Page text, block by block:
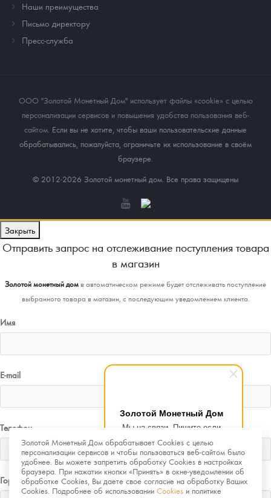
Золотой Монетный Дом
Мы на связи. Пишите если
возникнут любые вопросы.
Рады помочь.
Наши преимущества
Письмо директору
Пресс-служба
ООО "Золотой Монетный Дом" использует файлы «cookie» с целью
персонализации сервисов и повышения удобства пользования веб-
сайтом. Если вы не хотите, чтобы ваши пользовательские данные
обрабатывались, пожалуйста, ограничьте их использование в своём
браузере.
© 2012-2026 Золотой монетный дом. Все права защищены
Золотой Монетный Дом обрабатывает Cookies с целью
персонализации сервисов и чтобы пользоваться веб-сайтом было
удобнее. Вы можете запретить обработку Cookies в настройках
браузера. При нажатии кнопки «Принять» в окне-уведомлении об
обработке Cookies, Вы даете свое согласие на обработку Ваших
Cookies. Подробнее об использовании Cookies и политике
Закрыть
Отправить запрос на отслеживание поступления товара
в магазин
Золотой монетный домв автоматическом режиме будет отслеживать поступление
выбранного товара в магазин, с последующим уведомлением клиента.
Имя
E-mail
Телефон
Город